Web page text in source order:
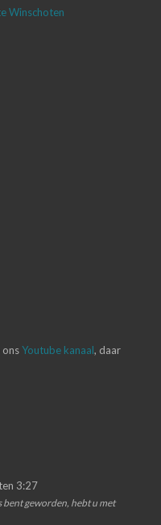
onsYoutube kanaal, daar
3:27
bent geworden, hebt u met